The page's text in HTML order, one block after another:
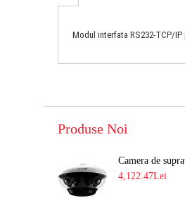
Modul interfata RS232-TCP/
Produse Noi
4,122.47Lei